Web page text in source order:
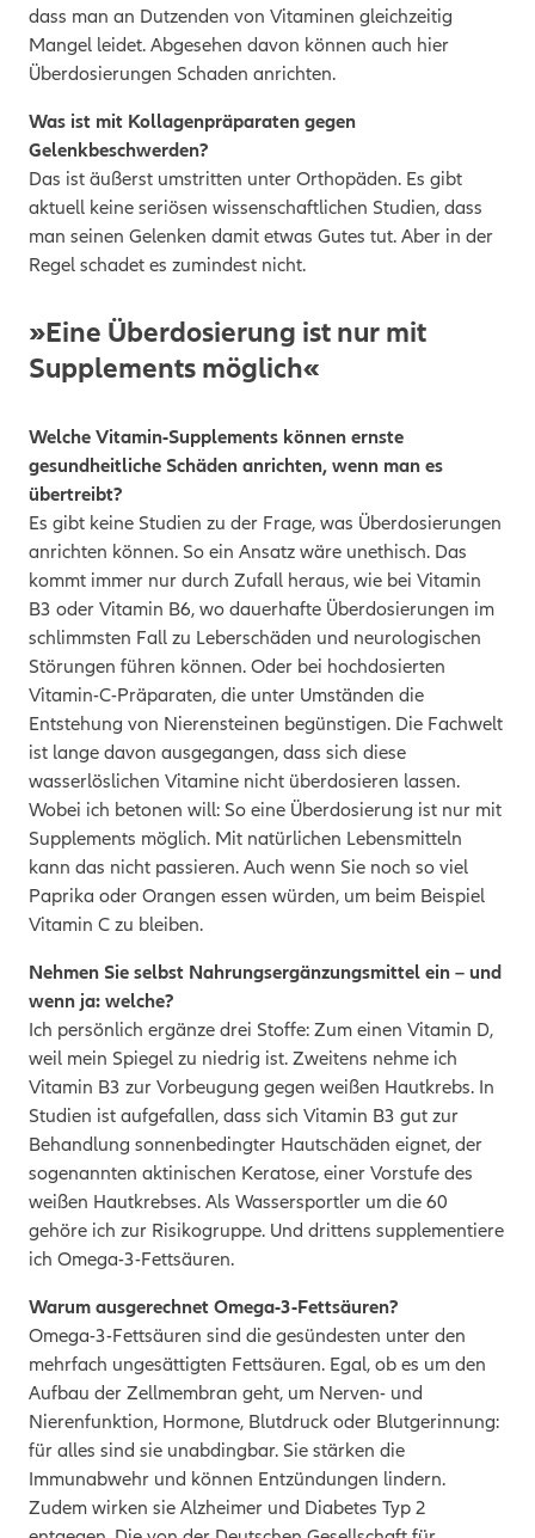
dass man an Dutzenden von Vitaminen gleichzeitig
Mangel leidet. Abgesehen davon können auch hier
Überdosierungen Schaden anrichten.
Was ist mit Kollagenpräparaten gegen
Gelenkbeschwerden?
Das ist äußerst umstritten unter Orthopäden. Es gibt
aktuell keine seriösen wissenschaftlichen Studien, dass
man seinen Gelenken damit etwas Gutes tut. Aber in der
Regel schadet es zumindest nicht.
»Eine Überdosierung ist nur mit
Supplements möglich«
Welche Vitamin-Supplements können ernste
gesundheitliche Schäden anrichten, wenn man es
übertreibt?
Es gibt keine Studien zu der Frage, was Überdosierungen
anrichten können. So ein Ansatz wäre unethisch. Das
kommt immer nur durch Zufall heraus, wie bei Vitamin
B3 oder Vitamin B6, wo dauerhafte Überdosierungen im
schlimmsten Fall zu Leberschäden und neurologischen
Störungen führen können. Oder bei hochdosierten
Vitamin-C-Präparaten, die unter Umständen die
Entstehung von Nierensteinen begünstigen. Die Fachwelt
ist lange davon ausgegangen, dass sich diese
wasserlöslichen Vitamine nicht überdosieren lassen.
Wobei ich betonen will: So eine Überdosierung ist nur mit
Supplements möglich. Mit natürlichen Lebensmitteln
kann das nicht passieren. Auch wenn Sie noch so viel
Paprika oder Orangen essen würden, um beim Beispiel
Vitamin C zu bleiben.
Nehmen Sie selbst Nahrungsergänzungsmittel ein – und
wenn ja: welche?
Ich persönlich ergänze drei Stoffe: Zum einen Vitamin D,
weil mein Spiegel zu niedrig ist. Zweitens nehme ich
Vitamin B3 zur Vorbeugung gegen weißen Hautkrebs. In
Studien ist aufgefallen, dass sich Vitamin B3 gut zur
Behandlung sonnenbedingter Hautschäden eignet, der
sogenannten aktinischen Keratose, einer Vorstufe des
weißen Hautkrebses. Als Wassersportler um die 60
gehöre ich zur Risikogruppe. Und drittens supplementiere
ich Omega-3-Fettsäuren.
Warum ausgerechnet Omega-3-Fettsäuren?
Omega-3-Fettsäuren sind die gesündesten unter den
mehrfach ungesättigten Fettsäuren. Egal, ob es um den
Aufbau der Zellmembran geht, um Nerven- und
Nierenfunktion, Hormone, Blutdruck oder Blutgerinnung:
für alles sind sie unabdingbar. Sie stärken die
Immunabwehr und können Entzündungen lindern.
Zudem wirken sie Alzheimer und Diabetes Typ 2